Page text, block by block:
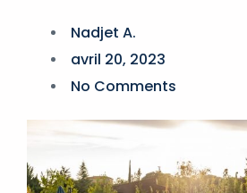
Nadjet A.
avril 20, 2023
No Comments